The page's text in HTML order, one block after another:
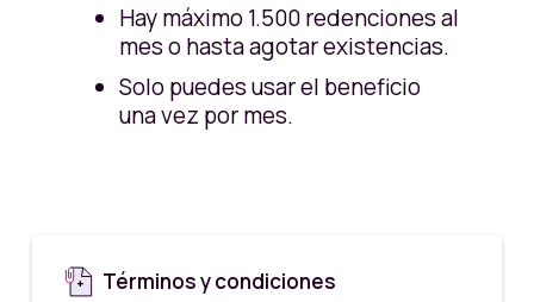
Hay máximo 1.500 redenciones al
mes o hasta agotar existencias.
Solo puedes usar el beneficio
una vez por mes.
Términos y condiciones